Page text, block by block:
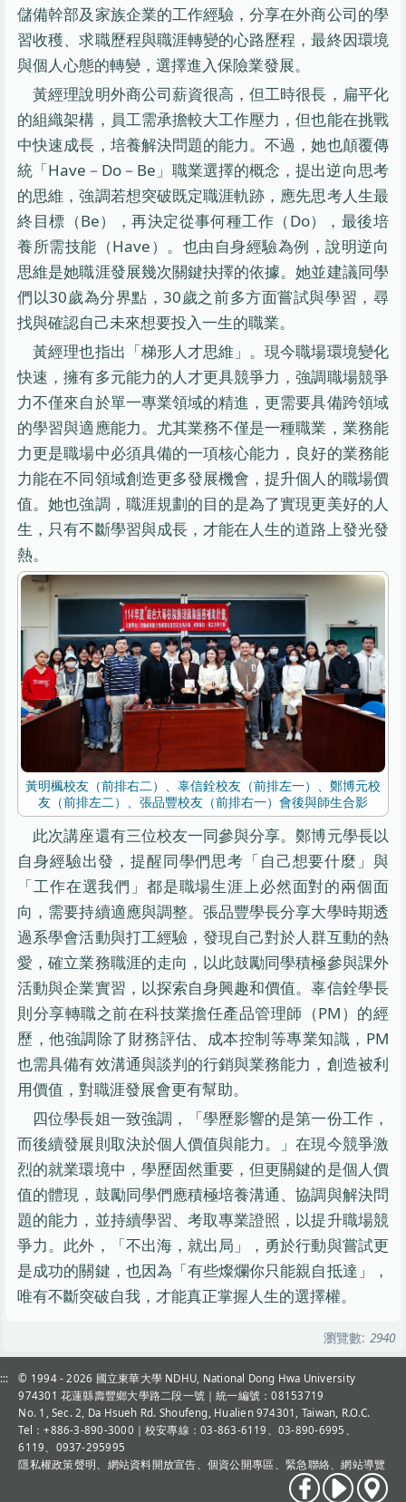
儲備幹部及家族企業的工作經驗，分享在外商公司的學
習收穫、求職歷程與職涯轉變的心路歷程，最終因環境
與個人心態的轉變，選擇進入保險業發展。
黃經理說明外商公司薪資很高，但工時很長，扁平化
的組織架構，員工需承擔較大工作壓力，但也能在挑戰
中快速成長，培養解決問題的能力。不過，她也顛覆傳
統「Have－Do－Be」職業選擇的概念，提出逆向思考
的思維，強調若想突破既定職涯軌跡，應先思考人生最
終目標（Be），再決定從事何種工作（Do），最後培
養所需技能（Have）。也由自身經驗為例，說明逆向
思維是她職涯發展幾次關鍵抉擇的依據。她並建議同學
們以30歲為分界點，30歲之前多方面嘗試與學習，尋
找與確認自己未來想要投入一生的職業。
黃經理也指出「梯形人才思維」。現今職場環境變化
快速，擁有多元能力的人才更具競爭力，強調職場競爭
力不僅來自於單一專業領域的精進，更需要具備跨領域
的學習與適應能力。尤其業務不僅是一種職業，業務能
力更是職場中必須具備的一項核心能力，良好的業務能
力能在不同領域創造更多發展機會，提升個人的職場價
值。她也強調，職涯規劃的目的是為了實現更美好的人
生，只有不斷學習與成長，才能在人生的道路上發光發
熱。
黃明楓校友（前排右二）、辜信銓校友（前排左一）、鄭博元校
友（前排左二）、張品豐校友（前排右一）會後與師生合影
此次講座還有三位校友一同參與分享。鄭博元學長以
自身經驗出發，提醒同學們思考「自己想要什麼」與
「工作在選我們」都是職場生涯上必然面對的兩個面
向，需要持續適應與調整。張品豐學長分享大學時期透
過系學會活動與打工經驗，發現自己對於人群互動的熱
愛，確立業務職涯的走向，以此鼓勵同學積極參與課外
活動與企業實習，以探索自身興趣和價值。辜信銓學長
則分享轉職之前在科技業擔任產品管理師（PM）的經
歷，他強調除了財務評估、成本控制等專業知識，PM
也需具備有效溝通與談判的行銷與業務能力，創造被利
用價值，對職涯發展會更有幫助。
四位學長姐一致強調，「學歷影響的是第一份工作，
而後續發展則取決於個人價值與能力。」在現今競爭激
烈的就業環境中，學歷固然重要，但更關鍵的是個人價
值的體現，鼓勵同學們應積極培養溝通、協調與解決問
題的能力，並持續學習、考取專業證照，以提升職場競
爭力。此外，「不出海，就出局」，勇於行動與嘗試更
是成功的關鍵，也因為「有些燦爛你只能親自抵達」，
唯有不斷突破自我，才能真正掌握人生的選擇權。
瀏覽數: 2940
::: © 1994 - 2026 國立東華大學 NDHU, National Dong Hwa University
974301 花蓮縣壽豐鄉大學路二段一號｜統一編號：08153719
No. 1, Sec. 2, Da Hsueh Rd. Shoufeng, Hualien 974301, Taiwan, R.O.C.
Tel：+886-3-890-3000 ｜校安專線：03-863-6119、03-890-6995、
6119、0937-295995
隱私權政策聲明
網站資料開放宣告 個資公開專區 、緊急聯絡 、網站導覽